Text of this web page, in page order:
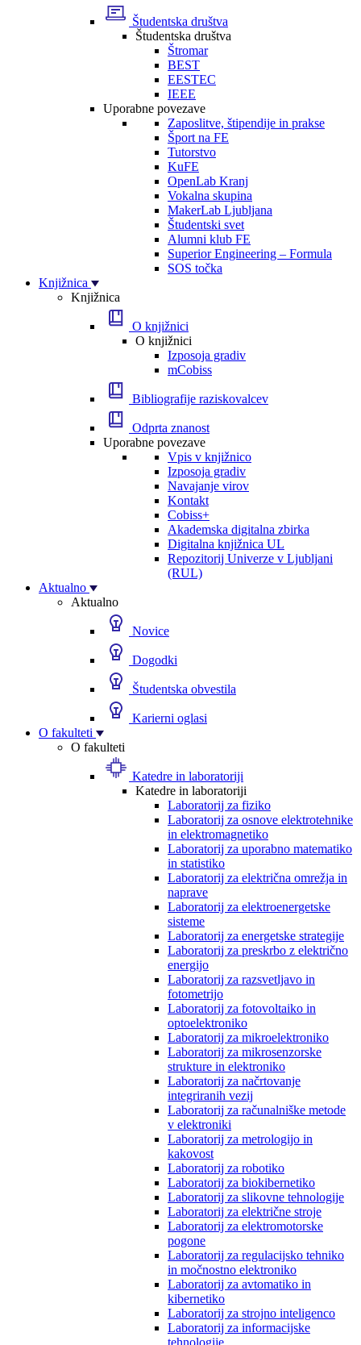
Študentska društva
Študentska društva
Štromar
BEST
EESTEC
IEEE
Uporabne povezave
Zaposlitve, štipendije in prakse
Šport na FE
Tutorstvo
KuFE
OpenLab Kranj
Vokalna skupina
MakerLab Ljubljana
Študentski svet
Alumni klub FE
Superior Engineering – Formula
SOS točka
Knjižnica
Knjižnica
O knjižnici
O knjižnici
Izposoja gradiv
mCobiss
Bibliografije raziskovalcev
Odprta znanost
Uporabne povezave
Vpis v knjižnico
Izposoja gradiv
Navajanje virov
Kontakt
Cobiss+
Akademska digitalna zbirka
Digitalna knjižnica UL
Repozitorij Univerze v Ljubljani
(RUL)
Aktualno
Aktualno
Novice
Dogodki
Študentska obvestila
Karierni oglasi
O fakulteti
O fakulteti
Katedre in laboratoriji
Katedre in laboratoriji
Laboratorij za fiziko
Laboratorij za osnove elektrotehnike
in elektromagnetiko
Laboratorij za uporabno matematiko
in statistiko
Laboratorij za električna omrežja in
naprave
Laboratorij za elektroenergetske
sisteme
Laboratorij za energetske strategije
Laboratorij za preskrbo z električno
energijo
Laboratorij za razsvetljavo in
fotometrijo
Laboratorij za fotovoltaiko in
optoelektroniko
Laboratorij za mikroelektroniko
Laboratorij za mikrosenzorske
strukture in elektroniko
Laboratorij za načrtovanje
integriranih vezij
Laboratorij za računalniške metode
v elektroniki
Laboratorij za metrologijo in
kakovost
Laboratorij za robotiko
Laboratorij za biokibernetiko
Laboratorij za slikovne tehnologije
Laboratorij za električne stroje
Laboratorij za elektromotorske
pogone
Laboratorij za regulacijsko tehniko
in močnostno elektroniko
Laboratorij za avtomatiko in
kibernetiko
Laboratorij za strojno inteligenco
Laboratorij za informacijske
tehnologije